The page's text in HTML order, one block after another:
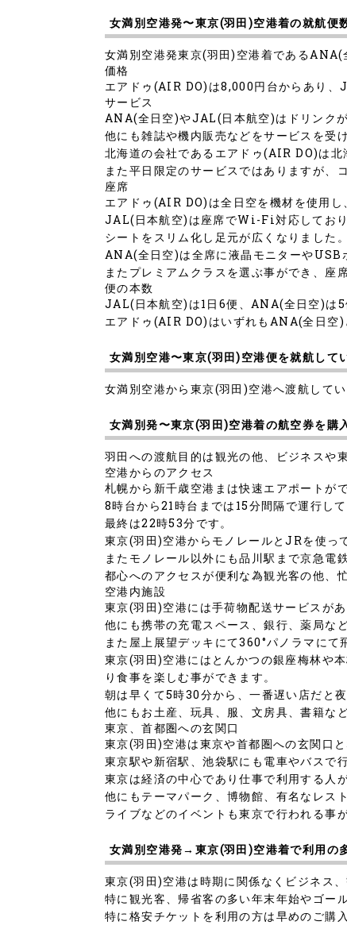
女満別空港発〜東京(羽田)空港着の就航便
女満別空港発東京(羽田)空港着である
価格
エアドゥ(AIR DO)は8,000円台からあり、
サービス
ANA(全日空)やJAL(日本航空)はドリンク
他にも雑誌や機内販売などをサービスを受
北海道の会社であるエアドゥ(AIR DO)は北
また平日限定のサービスではありますが、
座席
エアドゥ(AIR DO)は全日空を機材を使用し
JAL(日本航空)は座席でWi-Fi対応しており
シートをスリム化し足元が広くなりました。
ANA(全日空)は全席に液晶モニターやUSB
またプレミアムクラスを選ぶ事ができ、座
便の本数
JAL(日本航空)は1日6便、ANA(全日空)は5
エアドゥ(AIR DO)はいずれもANA(全日空)
女満別空港〜東京(羽田)空港便を就航して
女満別空港から東京(羽田)空港へ渡航して
女満別発〜東京(羽田)空港着の航空券を購
羽田への渡航目的は観光の他、ビジネスや
空港からのアクセス
札幌から新千歳空港まは快速エアポートが
8時台から21時台までは15分間隔で運行して
最終は22時53分です。
東京(羽田)空港からモノレールとJRを使っ
またモノレール以外にも品川駅まで京急電
都心へのアクセスが便利な為観光客の他、
空港内施設
東京(羽田)空港には手荷物配送サービスが
他にも携帯の充電スペース、銀行、薬局な
また屋上展望デッキにて360°パノラマにて
東京(羽田)空港にはとんかつの銀座梅林や
り食事を楽しむ事ができます。
朝は早くて5時30分から、一番遅い店だと
他にもお土産、玩具、服、文房具、書籍な
東京、首都圏への玄関口
東京(羽田)空港は東京や首都圏への玄関口と
東京駅や新宿駅、池袋駅にも電車やバスで
東京は経済の中心であり仕事で利用する人
他にもテーマパーク、博物館、有名なレス
ライブなどのイベントも東京で行われる事
女満別空港発→東京(羽田)空港着で利用の
東京(羽田)空港は時期に関係なくビジネス
特に観光客、帰省客の多い年末年始やゴー
特に格安チケットを利用の方は早めのご購